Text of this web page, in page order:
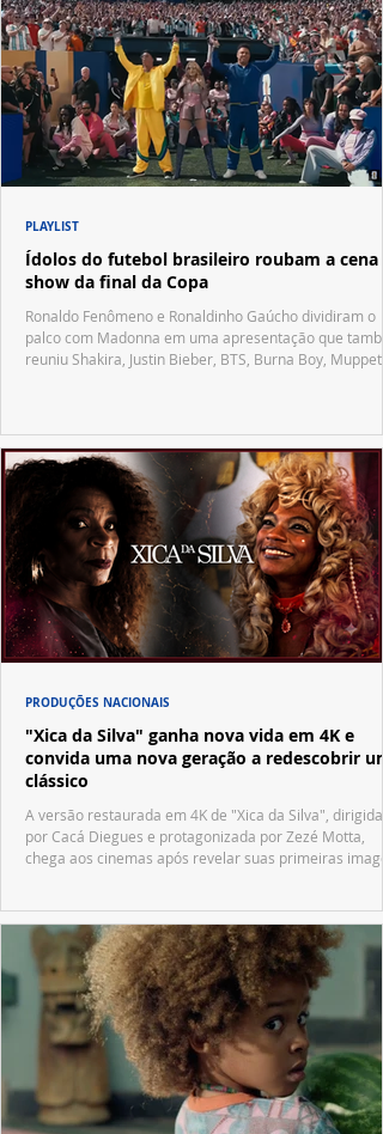
Ídolos do futebol brasileiro roubam a cena
show da final da Copa
Ronaldo Fenômeno e Ronaldinho Gaúcho dividiram o
palco com Madonna em uma apresentação que
reuniu Shakira, Justin Bieber, BTS, Burna Boy, Muppets,
PLAYLIST
"Xica da Silva" ganha nova vida em 4K e
convida uma nova geração a redescobrir um
clássico
A versão restaurada em 4K de "Xica da Silva", dirigida
por Cacá Diegues e protagonizada por Zezé Motta,
chega aos cinemas após revelar suas primeiras
PRODUÇÕES NACIONAIS